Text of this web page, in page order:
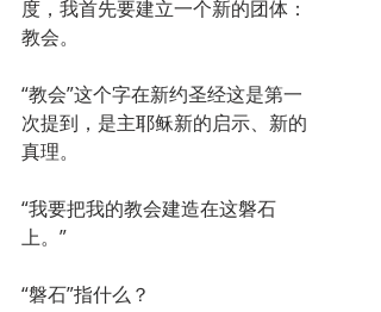
度，我首先要建立一个新的团体：
教会。
“教会”这个字在新约圣经这是第一
次提到，是主耶稣新的启示、新的
真理。
“我要把我的教会建造在这磐石
上。”
“磐石”指什么？